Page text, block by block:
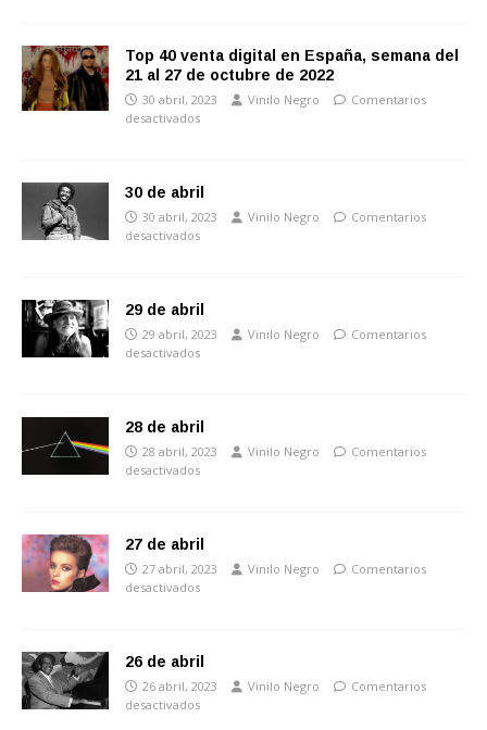
Top 40 venta digital en España, semana del
21 al 27 de octubre de 2022
30 abril, 2023 Vinilo Negro
Comentarios
desactivados
30 de abril
30 abril, 2023 Vinilo Negro
Comentarios
desactivados
29 de abril
29 abril, 2023 Vinilo Negro
Comentarios
desactivados
28 de abril
28 abril, 2023 Vinilo Negro
Comentarios
desactivados
27 de abril
27 abril, 2023 Vinilo Negro
Comentarios
desactivados
26 de abril
26 abril, 2023 Vinilo Negro
Comentarios
desactivados